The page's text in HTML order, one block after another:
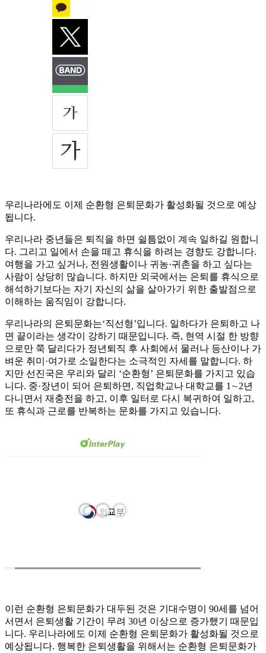
우리나라에도 이제 순환형 은퇴문화가 활성화될 것으로 예상
됩니다.
우리나라 중년들은 퇴직을 하면 쉴틈없이 계속 일하길 원합니
다. 그리고 일에서 손을 떼고 휴식을 하려는 경향도 강합니다.
여행을 가고 싶거나, 전원생활이나 귀농·귀촌을 하고 싶다는
사람이 상당히 많습니다. 하지만 외국에서는 은퇴를 휴식으로
해석하기보다는 자기 자신의 삶을 살아가기 위한 출발점으로
이해하는 움직임이 강합니다.
우리나라의 은퇴문화는‘직선형’입니다. 일하다가 은퇴하고 나
면 끝이라는 생각이 강하기 때문입니다. 즉, 현역 시절 한 방향
으로만 쭉 달리다가 정년퇴직 후 사회에서 물러나 등산이나 가
벼운 취미·여가로 소일한다는 소극적인 자세를 말합니다. 하
지만 선진국은 우리와 달리 ‘순환형’ 은퇴문화를 가지고 있습
니다. 중·장년이 되어 은퇴하면, 직업학교나 대학교를 1∼2년
다니면서 재충전을 하고, 이후 일터로 다시 복귀하여 일하고,
또 휴식과 근로를 반복하는 문화를 가지고 있습니다.
이런 순환형 은퇴문화가 대두된 것은 기대수명이 90세를 넘어
서면서 은퇴생활 기간이 무려 30년 이상으로 증가했기 때문입
니다. 우리나라에도 이제 순환형 은퇴문화가 활성화될 것으로
예상됩니다. 행복한 은퇴생활을 위해서는 순환형 은퇴문화가